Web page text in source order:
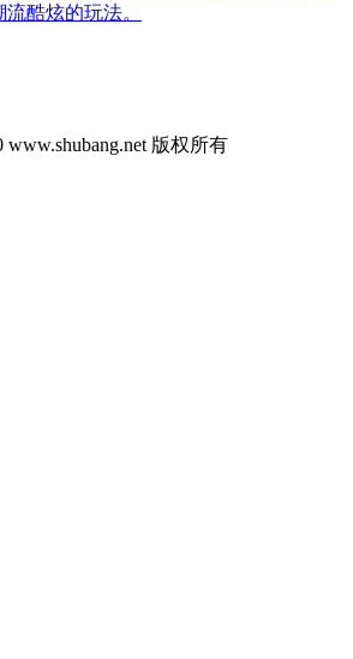
酷炫的玩法。
www.shubang.net 版权所有